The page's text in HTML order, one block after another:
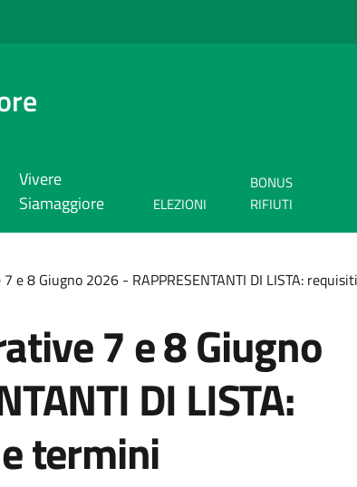
Vivere
Siamaggiore
ELEZIONI
BONUS
RIFIUTI
e 8 Giugno 2026 - RAPPRESENTANTI DI LISTA:
7 e 8 Giugno
DI LISTA:
termini